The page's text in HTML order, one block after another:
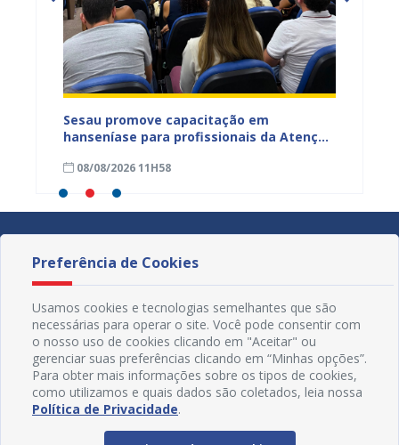
Sesau promove capacitação em
hanseníase para profissionais da Atenção
08/08/2026 11H58
Preferência de Cookies
Usamos cookies e tecnologias semelhantes que são
necessárias para operar o site. Você pode consentir com
o nosso uso de cookies clicando em "Aceitar" ou
gerenciar suas preferências clicando em “Minhas opções”.
Para obter mais informações sobre os tipos de cookies,
como utilizamos e quais dados são coletados, leia nossa
Política de Privacidade.